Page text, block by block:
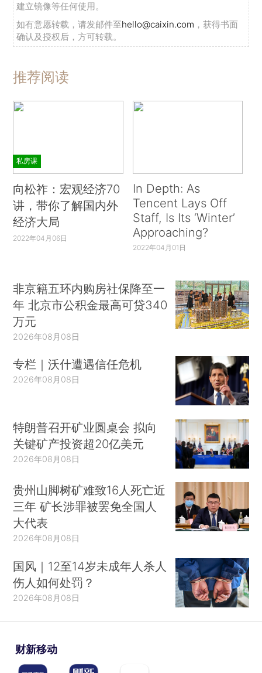
建立镜像等任何使用。
如有意愿转载，请发邮件至hello@caixin.com ，获得书面
确认及授权后，方可转载。
推荐阅读
私房课
向松祚：宏观经济70
讲，带你了解国内外
经济大局
2022年04月06日
In Depth: As
Tencent Lays Off
Staff, Is Its ‘Winter’
Approaching?
2022年04月01日
非京籍五环内购房社保降至一
年 北京市公积金最高可贷340
万元
2026年08月08日
专栏｜沃什遭遇信任危机
2026年08月08日
特朗普召开矿业圆桌会 拟向
关键矿产投资超20亿美元
2026年08月08日
贵州山脚树矿难致16人死亡近
三年 矿长涉罪被罢免全国人
大代表
2026年08月08日
国风｜12至14岁未成年人杀人
伤人如何处罚？
2026年08月08日
财新移动